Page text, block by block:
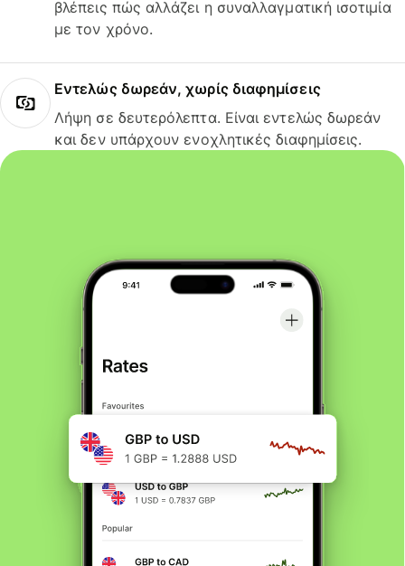
βλέπεις πώς αλλάζει η συναλλαγματική ισοτιμία
με τον χρόνο.
Εντελώς δωρεάν, χωρίς διαφημίσεις
Λήψη σε δευτερόλεπτα. Είναι εντελώς δωρεάν
και δεν υπάρχουν ενοχλητικές διαφημίσεις.